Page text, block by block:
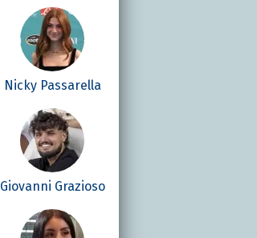
Nicky Passarella
Giovanni Grazioso